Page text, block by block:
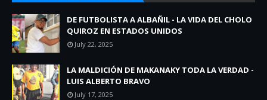
DE FUTBOLISTA A ALBAÑIL - LA VIDA DEL CHOLO
QUIROZ EN ESTADOS UNIDOS
July 22, 2025
LA MALDICIÓN DE MAKANAKY TODA LA VERDAD -
LUIS ALBERTO BRAVO
July 17, 2025